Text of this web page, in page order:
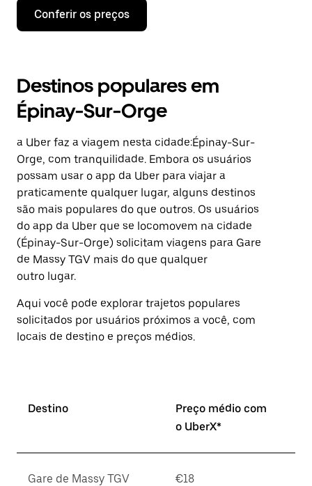
Pressione
seta
interagir
com
o
calendário
selecionar
uma
data.
Pressione
a
tecla
“ESC”
para
fechar
o
calendário.
Conferir os preços
Destinos populares em
Épinay-Sur-Orge
a Uber faz a viagem nesta cidade:Épinay-Sur-
Orge, com tranquilidade. Embora os usuários
possam usar o app da Uber para viajar a
praticamente qualquer lugar, alguns destinos
são mais populares do que outros. ⁠Os usuários
do app da Uber que se locomovem na cidade
(Épinay-Sur-Orge) solicitam viagens para Gare
de Massy TGV mais do que qualquer
outro lugar.
Aqui você pode explorar trajetos populares
solicitados por usuários próximos a você, com
locais de destino e preços médios.
Destino
Preço médio com
o UberX*
Gare de Massy TGV €18